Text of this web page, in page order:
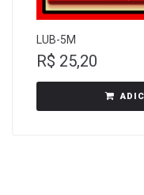
LUB-5M
R$ 25,20